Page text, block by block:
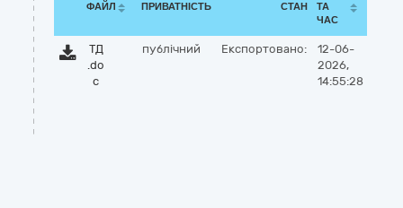
ФАЙЛ ПРИВАТНІСТЬ СТАН
ТА
ЧАС
ТД
.do
c
публічний Експортовано:
12-06-
2026,
14:55:28